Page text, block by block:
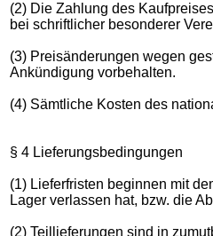
(2) Die Zahlung des
bei schriftlicher besonderer
(3) Preisänderungen wegen
Ankündigung vorbehalten.
(4) Sämtliche Kosten des
§ 4 Lieferungsbedingungen
(1) Lieferfristen beginnen mit
Lager verlassen hat, bzw. die
(2) Teillieferungen sind in